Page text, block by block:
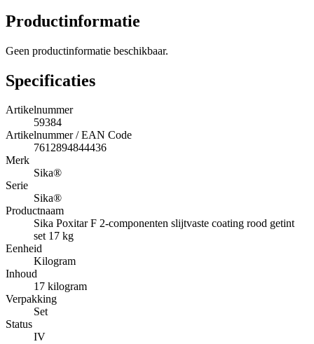
Productinformatie
Geen productinformatie beschikbaar.
Specificaties
Artikelnummer
59384
Artikelnummer / EAN Code
7612894844436
Merk
Sika®
Serie
Sika®
Productnaam
Sika Poxitar F 2-componenten slijtvaste coating rood getint
set 17 kg
Eenheid
Kilogram
Inhoud
17 kilogram
Verpakking
Set
Status
IV